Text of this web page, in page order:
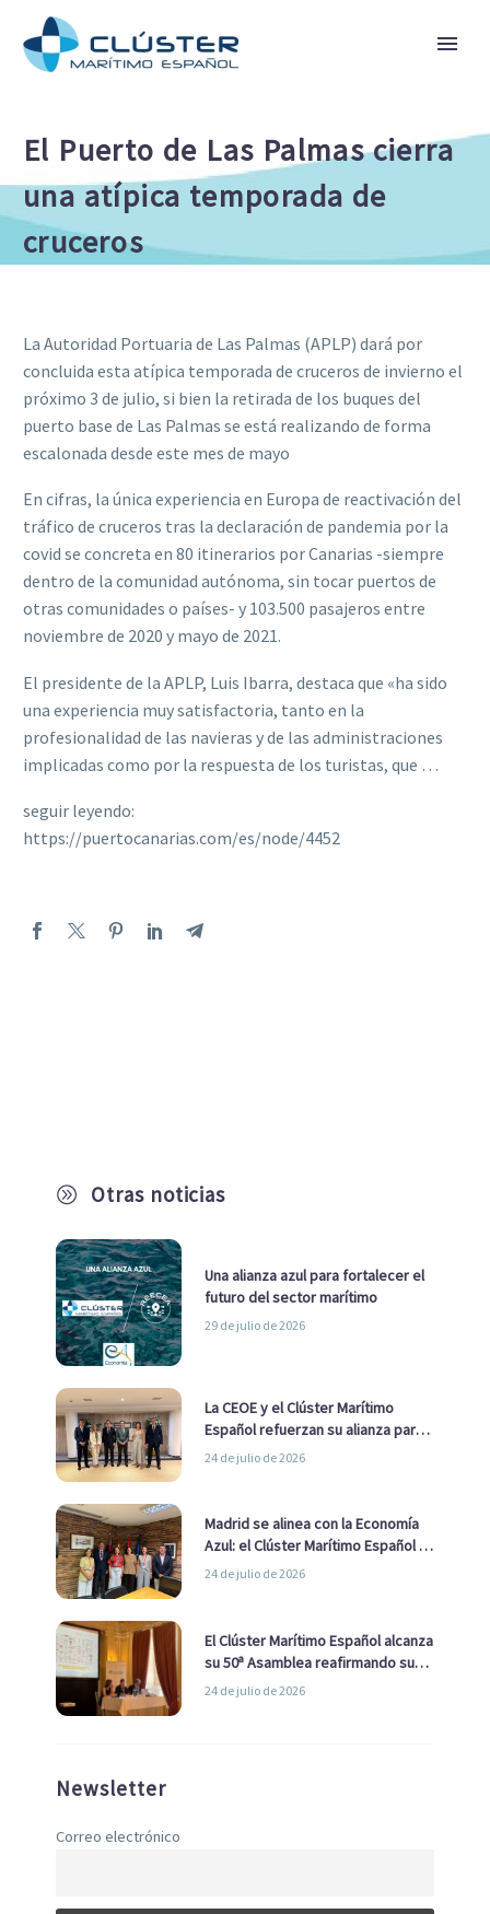
El Puerto de Las Palmas cierra
una atípica temporada de
cruceros
A Otras noticias
Una alianza azul para fortalecer el
futuro del sector marítimo
29 de julio de 2026
La CEOE y el Clúster Marítimo
Español refuerzan su alianza para
impulsar una estrategia Nacional
24 de julio de 2026
Madrid se alinea con la Economía
Azul: el Clúster Marítimo Español y
la Real Liga Naval avanzan alianzas
24 de julio de 2026
El Clúster Marítimo Español alcanza
su 50ª Asamblea reafirmando su
liderazgo en la Economía Azul
24 de julio de 2026
Newsletter
Correo electrónico
La Autoridad Portuaria de Las Palmas (APLP) dará por
concluida esta atípica temporada de cruceros de invierno el
próximo 3 de julio, si bien la retirada de los buques del
puerto base de Las Palmas se está realizando de forma
escalonada desde este mes de mayo
En cifras, la única experiencia en Europa de reactivación del
tráfico de cruceros tras la declaración de pandemia por la
covid se concreta en 80 itinerarios por Canarias -siempre
dentro de la comunidad autónoma, sin tocar puertos de
otras comunidades o países- y 103.500 pasajeros entre
noviembre de 2020 y mayo de 2021.
El presidente de la APLP, Luis Ibarra, destaca que «ha sido
una experiencia muy satisfactoria, tanto en la
profesionalidad de las navieras y de las administraciones
implicadas como por la respuesta de los turistas, que …
seguir leyendo:
https://puertocanarias.com/es/node/4452